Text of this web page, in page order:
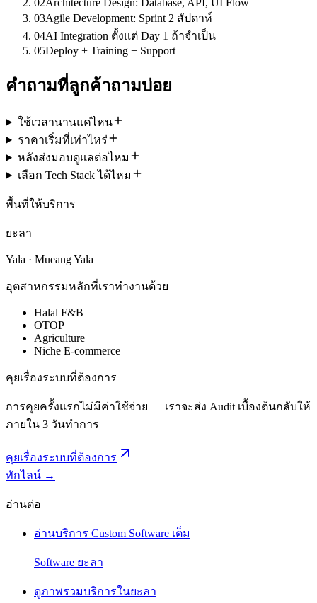
02Architecture Design: Database, API, UI Flow
03Agile Development: Sprint 2 สัปดาห์
04AI Integration ตั้งแต่ Day 1 ถ้าจำเป็น
05Deploy + Training + Support
คำถามที่ลูกค้าถามบ่อย
ใช้เวลานานแค่ไหน
ราคาเริ่มที่เท่าไหร่
หลังส่งมอบดูแลต่อไหม
เลือก Tech Stack ได้ไหม
พื้นที่ให้บริการ
ยะลา
Yala · Mueang Yala
อุตสาหกรรมหลักที่เราทำงานด้วย
Halal F&B
OTOP
Agriculture
Niche E-commerce
คุยเรื่องระบบที่ต้องการ
การคุยครั้งแรกไม่มีค่าใช้จ่าย — เราจะส่ง Audit เบื้องต้นกลับให้
ภายใน 3 วันทำการ
คุยเรื่องระบบที่ต้องการ
ทักไลน์ →
อ่านต่อ
อ่านบริการ Custom Software เต็ม
Software ยะลา
ดูภาพรวมบริการในยะลา